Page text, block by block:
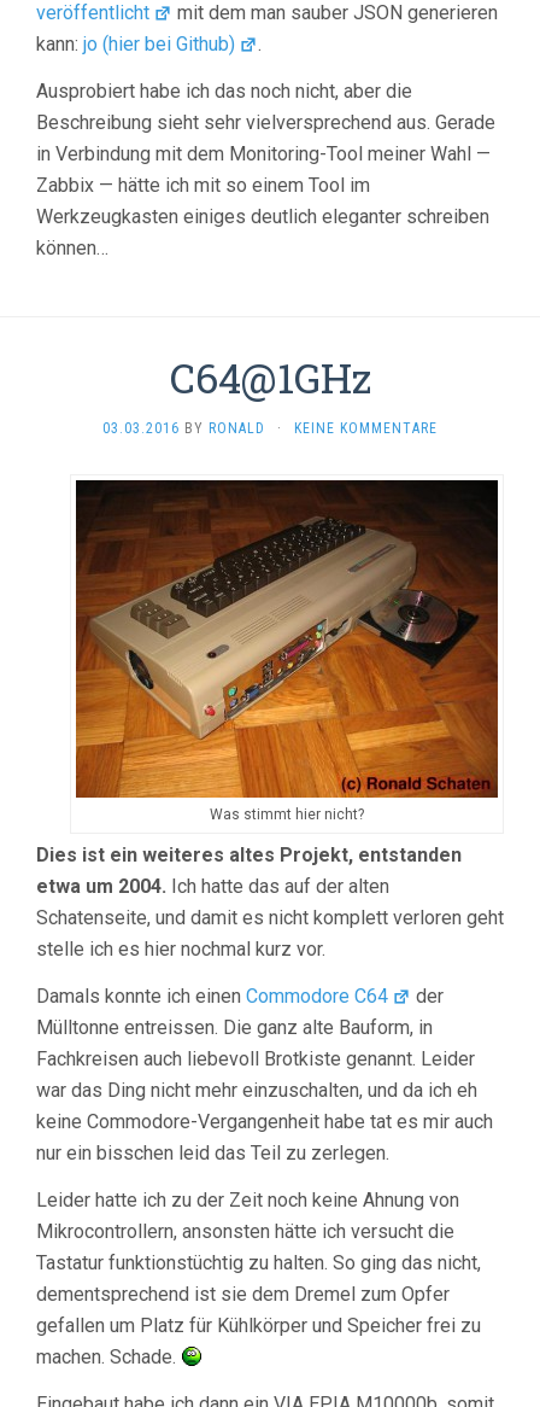
veröffentlicht
mit dem man sauber JSON generieren
kann: jo (hier bei Github) .
Ausprobiert habe ich das noch nicht, aber die
Beschreibung sieht sehr vielversprechend aus. Gerade
in Verbindung mit dem Monitoring-Tool meiner Wahl —
Zabbix — hätte ich mit so einem Tool im
Werkzeugkasten einiges deutlich eleganter schreiben
können…
C64@1GHz
03.03.2016 BY RONALD · KEINE KOMMENTARE
Was stimmt hier nicht?
Dies ist ein weiteres altes Projekt, entstanden
etwa um 2004. Ich hatte das auf der alten
Schatenseite, und damit es nicht komplett verloren geht
stelle ich es hier nochmal kurz vor.
Damals konnte ich einen Commodore C64
der
Mülltonne entreissen. Die ganz alte Bauform, in
Fachkreisen auch liebevoll Brotkiste genannt. Leider
war das Ding nicht mehr einzuschalten, und da ich eh
keine Commodore-Vergangenheit habe tat es mir auch
nur ein bisschen leid das Teil zu zerlegen.
Leider hatte ich zu der Zeit noch keine Ahnung von
Mikrocontrollern, ansonsten hätte ich versucht die
Tastatur funktionstüchtig zu halten. So ging das nicht,
dementsprechend ist sie dem Dremel zum Opfer
gefallen um Platz für Kühlkörper und Speicher frei zu
machen. Schade.